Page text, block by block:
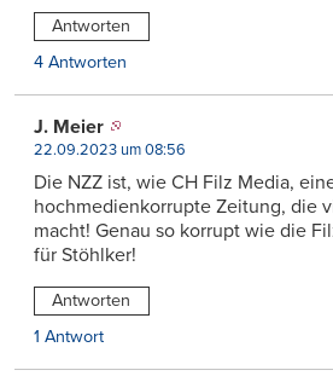
Antworten
4 Antworten
J. Meier
22.09.2023 um 08:56
Die NZZ ist, wie CH Filz Media,
hochmedienkorrupte Zeitung, die
macht! Genau so korrupt wie die
für Stöhlker!
Antworten
1 Antwort